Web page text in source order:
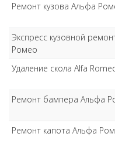
Ремонт кузова Альфа
Экспресс кузовной
Ромео
Удаление скола Alfa
Ремонт бампера Альфа
Ремонт капота Альфа